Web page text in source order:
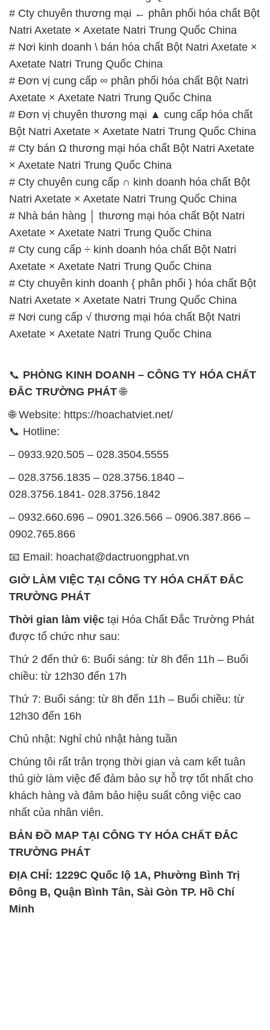
# Đơn vị cung cấp ∞ phân phối hóa chất Bột Natri
Axetate × Axetate Natri Trung Quốc China
# Đơn vị chuyên thương mại ▲ cung cấp hóa chất
Bột Natri Axetate × Axetate Natri Trung Quốc China
# Cty bán Ω thương mại hóa chất Bột Natri Axetate
× Axetate Natri Trung Quốc China
# Cty chuyên cung cấp ∩ kinh doanh hóa chất Bột
Natri Axetate × Axetate Natri Trung Quốc China
# Nhà bán hàng │ thương mại hóa chất Bột Natri
Axetate × Axetate Natri Trung Quốc China
# Cty cung cấp ÷ kinh doanh hóa chất Bột Natri
Axetate × Axetate Natri Trung Quốc China
# Cty chuyên kinh doanh { phân phối } hóa chất Bột
Natri Axetate × Axetate Natri Trung Quốc China
# Nơi cung cấp √ thương mại hóa chất Bột Natri
Axetate × Axetate Natri Trung Quốc China
📞PHÒNG KINH DOANH – CÔNG TY HÓA CHẤT
ĐẮC TRƯỜNG PHÁT🌐
🌐 Website: https://hoachatviet.net/
– 0933.920.505 – 028.3504.5555
028.3756.1841- 028.3756.1842
0902.765.866
📧 Email: hoachat@dactruongphat.vn
TRƯỜNG PHÁT
được tổ chức như sau:
Thứ 2 đến thứ 6: Buổi sáng: từ 8h đến 11h – Buổi
chiều: từ 12h30 đến 17h
Thứ 7: Buổi sáng: từ 8h đến 11h – Buổi chiều: từ
12h30 đến 16h
Chủ nhật: Nghỉ chủ nhật hàng tuần
thủ giờ làm việc để đảm bảo sự hỗ trợ tốt nhất cho
khách hàng và đảm bảo hiệu suất công việc cao
nhất của nhân viên.
BẢN ĐỒ MAP TẠI CÔNG TY HÓA CHẤT ĐẮC
TRƯỜNG PHÁT
ĐỊA CHỈ: 1229C Quốc lộ 1A, Phường Bình Trị
Đông B, Quận Bình Tân, Sài Gòn TP. Hồ Chí
Minh